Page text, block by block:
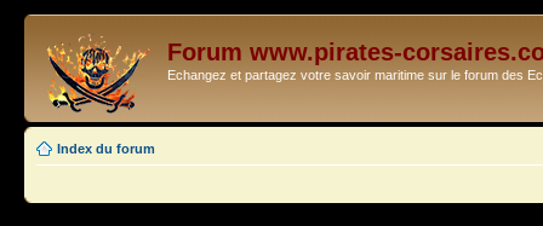
Forum www.pirates-
Echangez et partagez votre savoir maritime sur le forum des
Index du forum